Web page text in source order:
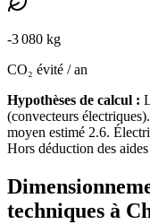
-3 080 kg
CO₂ évité / an
Hypothèses de calcul :
(convecteurs électriques
moyen estimé 2.6.
Hors déduction des
techniques à